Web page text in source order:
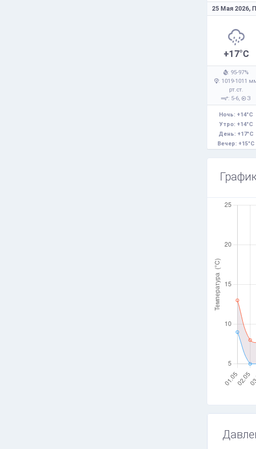
25 Мая 2026,
+17°C
: 95-97%
: 1019-1011
рт.ст.
: 5-6,
З
Ночь: +14°C
Утро: +14°C
День: +17°C
Вечер: +15°C